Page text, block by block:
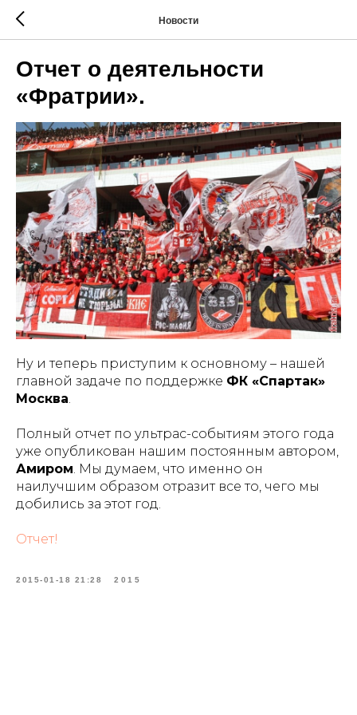
Новости
Отчет о деятельности
«Фратрии».
Ну и теперь приступим к основному – нашей
главной задаче по поддержке ФК «Спартак»
Москва.
Полный отчет по ультрас-событиям этого года
уже опубликован нашим постоянным автором,
Амиром. Мы думаем, что именно он
наилучшим образом отразит все то, чего мы
добились за этот год.
Отчет!
2015-01-18 21:28 2015